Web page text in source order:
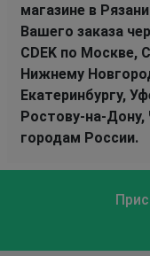
магазине в
Вашего заказа
CDEK по Москве,
Нижнему
Екатеринбургу,
Ростову-на-Дону,
городам России.